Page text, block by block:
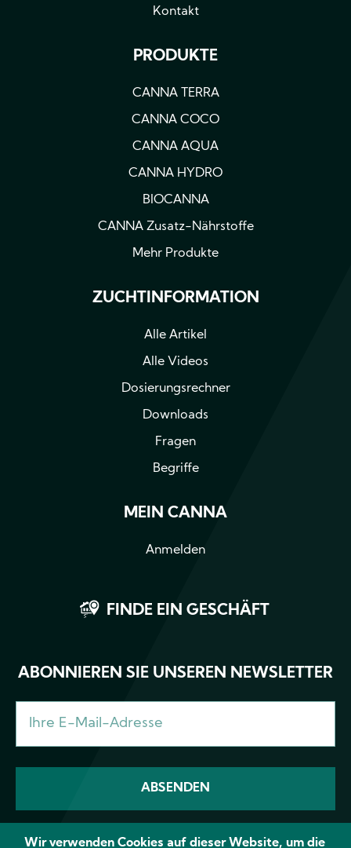
Kontakt
PRODUKTE
CANNA TERRA
CANNA COCO
CANNA AQUA
CANNA HYDRO
BIOCANNA
CANNA Zusatz-Nährstoffe
Mehr Produkte
ZUCHTINFORMATION
Alle Artikel
Alle Videos
Dosierungsrechner
Downloads
Fragen
Begriffe
MEIN CANNA
Anmelden
FINDE EIN GESCHÄFT
ABONNIEREN SIE UNSEREN NEWSLETTER
Wir verwenden Cookies auf dieser Website, um die